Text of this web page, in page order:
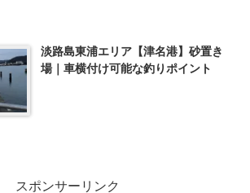
淡路島東浦エリア【津名港】砂置き
場｜車横付け可能な釣りポイント
スポンサーリンク